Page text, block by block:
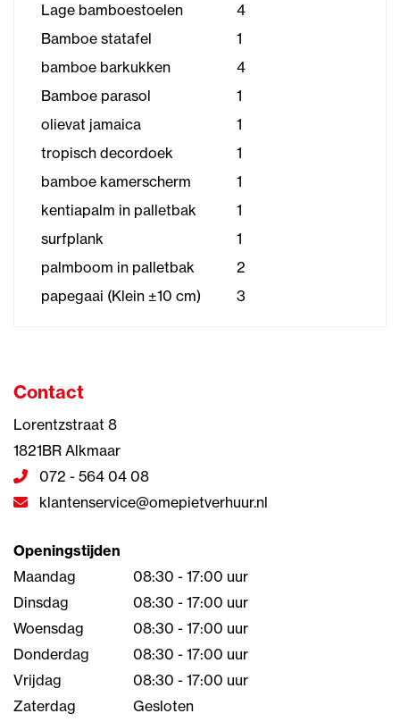
Lage bamboestoelen
4
Bamboe statafel
1
bamboe barkukken
4
Bamboe parasol
1
olievat jamaica
1
tropisch decordoek
1
bamboe kamerscherm
1
kentiapalm in palletbak
1
surfplank
1
palmboom in palletbak
2
papegaai (Klein ±10 cm)
3
Contact
Lorentzstraat 8
1821BR Alkmaar
072 - 564 04 08
klantenservice@omepietverhuur.nl
Openingstijden
Maandag
08:30 - 17:00 uur
Dinsdag
08:30 - 17:00 uur
Woensdag
08:30 - 17:00 uur
Donderdag
08:30 - 17:00 uur
Vrijdag
08:30 - 17:00 uur
Zaterdag
Gesloten